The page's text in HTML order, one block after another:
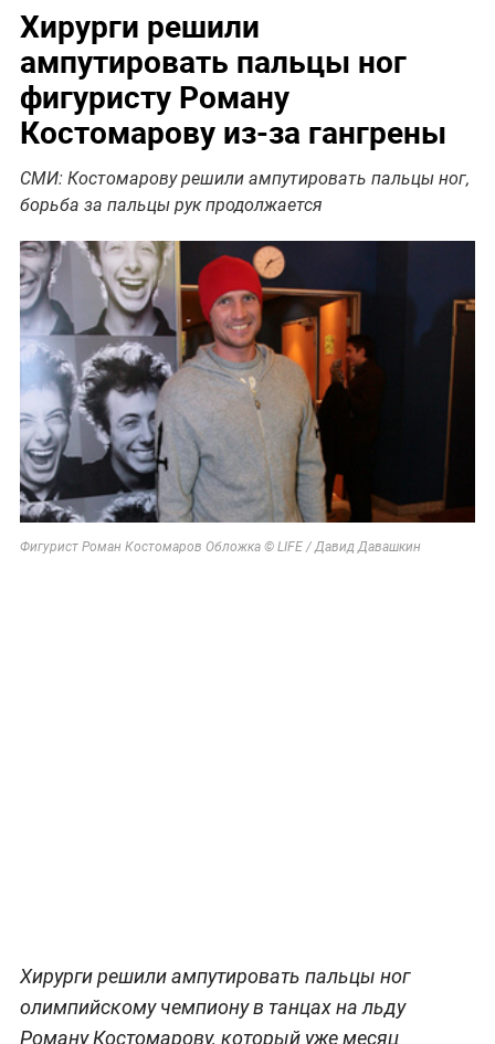
Хирурги решили
ампутировать пальцы ног
фигуристу Роману
Костомарову из-за гангрены
СМИ: Костомарову решили ампутировать пальцы ног,
борьба за пальцы рук продолжается
Фигурист Роман Костомаров Обложка © LIFE / Давид Давашкин
Хирурги решили ампутировать пальцы ног
олимпийскому чемпиону в танцах на льду
Роману Костомарову, который уже месяц